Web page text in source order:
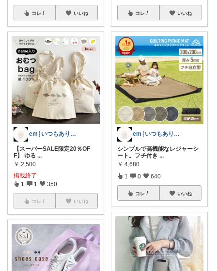
コレ いいね
em┊いつもありがとうございます𓈒𓏸
【スーパーSALE限定20％OF
F】 ゆる ...
￥ 2,500
掲載終了
1 1 350
コレ いいね
コレ いいね
em┊いつもありがとうございます𓈒𓏸
シンプルで高機能なレジャーシ
ート。フチ付き ...
￥ 4,680
1 0 640
コレ いいね